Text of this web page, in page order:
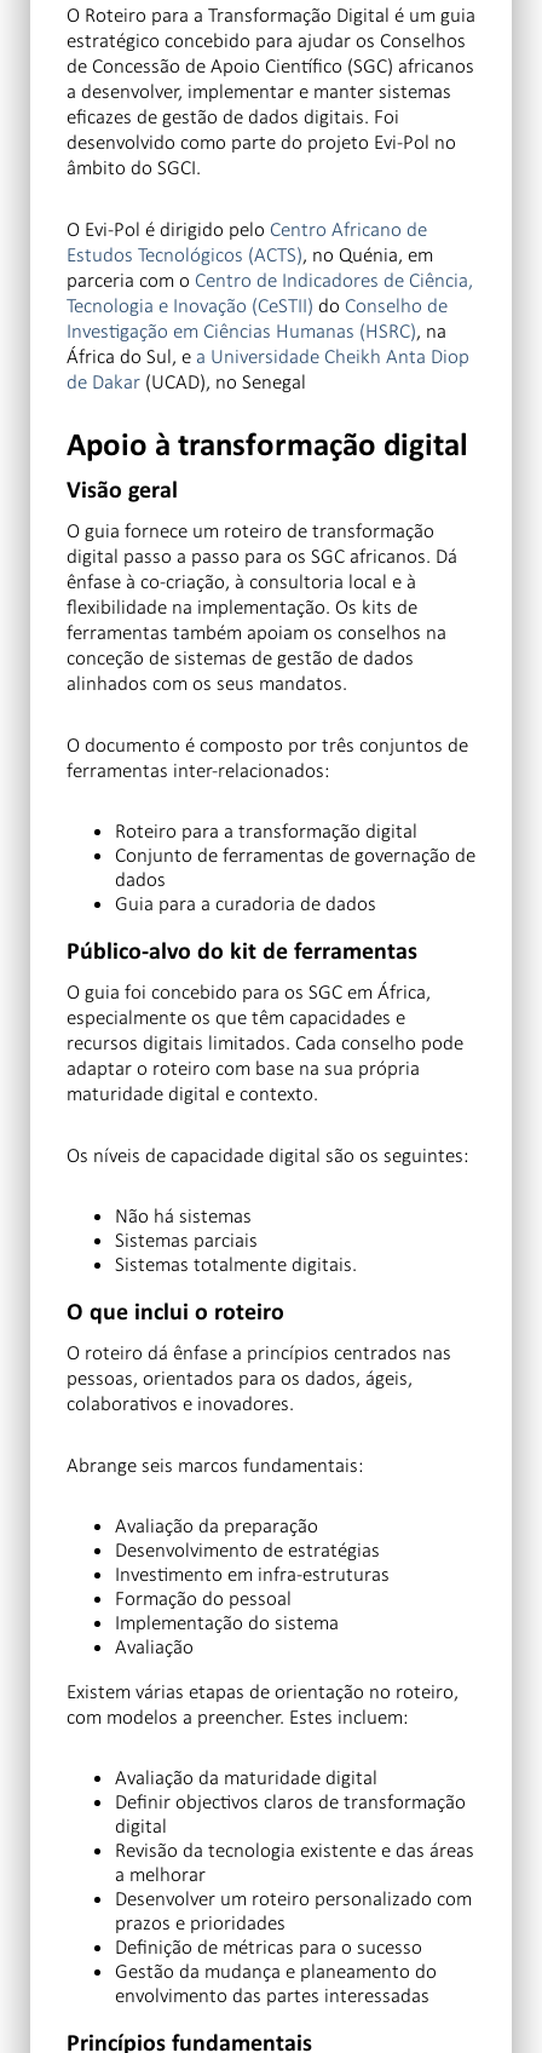
O Roteiro para a Transformação Digital é um guia
estratégico concebido para ajudar os Conselhos
de Concessão de Apoio Científico (SGC) africanos
a desenvolver, implementar e manter sistemas
eficazes de gestão de dados digitais. Foi
desenvolvido como parte do projeto Evi-Pol no
âmbito do SGCI.
O Evi-Pol é dirigido pelo Centro Africano de
Estudos Tecnológicos (ACTS), no Quénia, em
parceria com o Centro de Indicadores de Ciência,
Tecnologia e Inovação (CeSTII) do Conselho de
Investigação em Ciências Humanas (HSRC), na
África do Sul, e a Universidade Cheikh Anta Diop
de Dakar (UCAD), no Senegal
Apoio à transformação digital
Visão geral
O guia fornece um roteiro de transformação
digital passo a passo para os SGC africanos. Dá
ênfase à co-criação, à consultoria local e à
flexibilidade na implementação. Os kits de
ferramentas também apoiam os conselhos na
conceção de sistemas de gestão de dados
alinhados com os seus mandatos.
O documento é composto por três conjuntos de
ferramentas inter-relacionados:
Roteiro para a transformação digital
Conjunto de ferramentas de governação de
dados
Guia para a curadoria de dados
Público-alvo do kit de ferramentas
O guia foi concebido para os SGC em África,
especialmente os que têm capacidades e
recursos digitais limitados. Cada conselho pode
adaptar o roteiro com base na sua própria
maturidade digital e contexto.
Os níveis de capacidade digital são os seguintes:
Não há sistemas
Sistemas parciais
Sistemas totalmente digitais.
O que inclui o roteiro
O roteiro dá ênfase a princípios centrados nas
pessoas, orientados para os dados, ágeis,
colaborativos e inovadores.
Abrange seis marcos fundamentais:
Avaliação da preparação
Desenvolvimento de estratégias
Investimento em infra-estruturas
Formação do pessoal
Implementação do sistema
Avaliação
Existem várias etapas de orientação no roteiro,
com modelos a preencher. Estes incluem:
Avaliação da maturidade digital
Definir objectivos claros de transformação
digital
Revisão da tecnologia existente e das áreas
a melhorar
Desenvolver um roteiro personalizado com
prazos e prioridades
Definição de métricas para o sucesso
Gestão da mudança e planeamento do
envolvimento das partes interessadas
Princípios fundamentais